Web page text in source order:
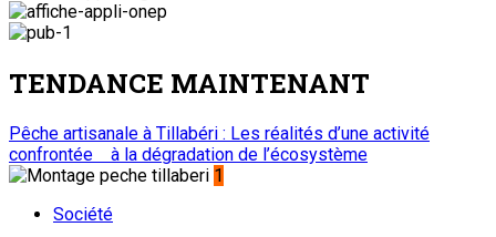
TENDANCE MAINTENANT
Pêche artisanale à Tillabéri : Les réalités d’une activité
confrontée à la dégradation de l’écosystème
1
Société